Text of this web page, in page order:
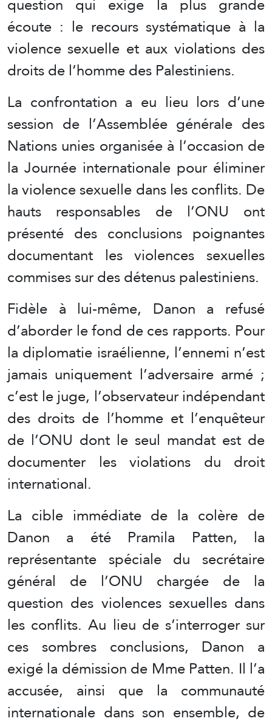
écoute : le recours systématique à la
violence sexuelle et aux violations des
droits de l’homme des Palestiniens.
La confrontation a eu lieu lors d’une
session de l’Assemblée générale des
Nations unies organisée à l’occasion de
la Journée internationale pour éliminer
la violence sexuelle dans les conflits. De
hauts responsables de l’ONU ont
présenté des conclusions poignantes
documentant les violences sexuelles
commises sur des détenus palestiniens.
Fidèle à lui-même, Danon a refusé
d’aborder le fond de ces rapports. Pour
la diplomatie israélienne, l’ennemi n’est
jamais uniquement l’adversaire armé ;
c’est le juge, l’observateur indépendant
des droits de l’homme et l’enquêteur
de l’ONU dont le seul mandat est de
documenter les violations du droit
international.
La cible immédiate de la colère de
Danon a été Pramila Patten, la
représentante spéciale du secrétaire
général de l’ONU chargée de la
question des violences sexuelles dans
les conflits. Au lieu de s’interroger sur
ces sombres conclusions, Danon a
exigé la démission de Mme Patten. Il l’a
accusée, ainsi que la communauté
internationale dans son ensemble, de